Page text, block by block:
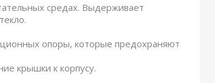
средах. Выдерживает
опоры, которые предохраняют
крышки к корпусу.